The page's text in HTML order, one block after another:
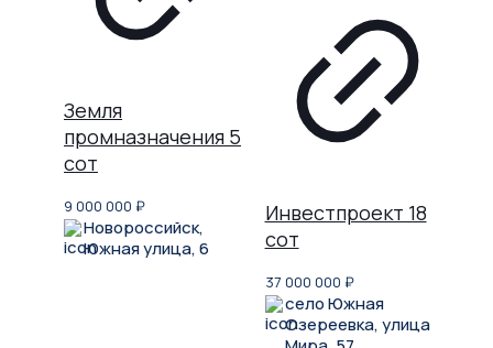
Земля
промназначения 5
сот
9 000 000 ₽
Новороссийск,
Южная улица, 6
Инвестпроект 18
сот
37 000 000 ₽
село Южная
Озереевка, улица